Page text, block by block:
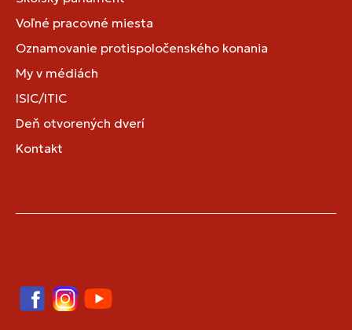
Voľné pracovné miesta
Oznamovanie protispoločenského konania
My v médiách
ISIC/ITIC
Deň otvorených dverí
Kontakt
FacebookInstagram
YouTube